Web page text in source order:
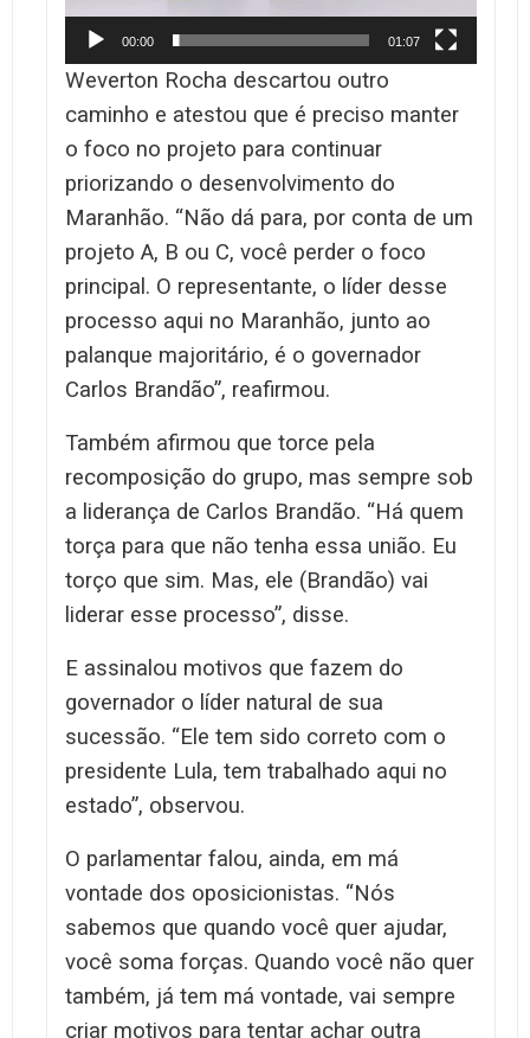
00:00 01:07
Weverton Rocha descartou outro
caminho e atestou que é preciso manter
o foco no projeto para continuar
priorizando o desenvolvimento do
Maranhão. “Não dá para, por conta de um
projeto A, B ou C, você perder o foco
principal. O representante, o líder desse
processo aqui no Maranhão, junto ao
palanque majoritário, é o governador
Carlos Brandão”, reafirmou.
Também afirmou que torce pela
recomposição do grupo, mas sempre sob
a liderança de Carlos Brandão. “Há quem
torça para que não tenha essa união. Eu
torço que sim. Mas, ele (Brandão) vai
liderar esse processo”, disse.
E assinalou motivos que fazem do
governador o líder natural de sua
sucessão. “Ele tem sido correto com o
presidente Lula, tem trabalhado aqui no
estado”, observou.
O parlamentar falou, ainda, em má
vontade dos oposicionistas. “Nós
sabemos que quando você quer ajudar,
você soma forças. Quando você não quer
também, já tem má vontade, vai sempre
criar motivos para tentar achar outra